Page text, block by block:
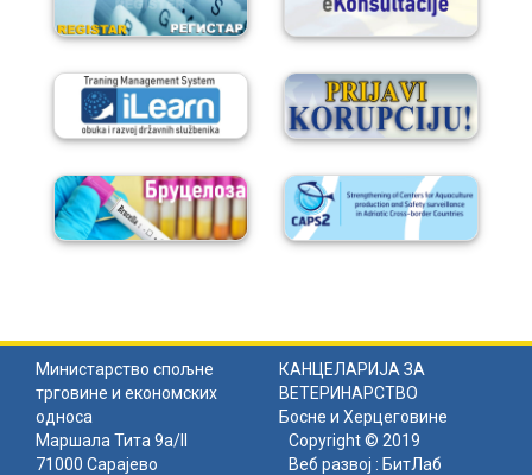
Министарство спољне
трговине и економских
односа
КАНЦЕЛАРИЈА ЗА
ВЕТЕРИНАРСТВО
Босне и Херцеговине
Маршала Тита 9а/II
71000 Сарајево
Copyright © 2019
Веб развој : БитЛаб